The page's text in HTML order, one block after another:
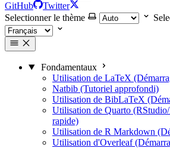
GitHub
Twitter
Selectionner le thème
Fondamentaux
Utilisation de LaTeX
Natbib (Tutoriel approfondi)
Utilisation de BibLaTeX
Utilisation de Quarto
rapide)
Utilisation de R Markdown
Utilisation d'Overleaf